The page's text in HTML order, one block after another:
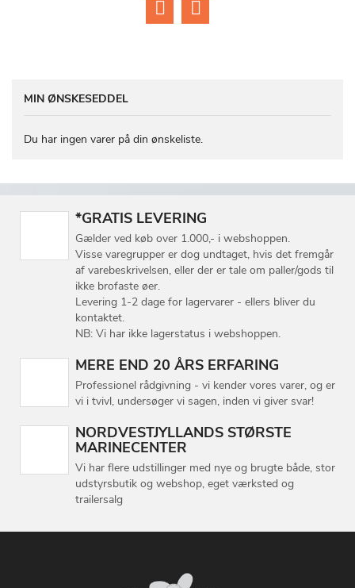
MIN ØNSKESEDDEL
Du har ingen varer på din ønskeliste.
*GRATIS LEVERING
Gælder ved køb over 1.000,- i webshoppen.
Visse varegrupper er dog undtaget, hvis det fremgår
af varebeskrivelsen, eller der er tale om paller/gods til
ikke brofaste øer.
Levering 1-2 dage for lagervarer - ellers bliver du
kontaktet.
NB: Vi har ikke lagerstatus i webshoppen.
MERE END 20 ÅRS ERFARING
Professionel rådgivning - vi kender vores varer, og er
vi i tvivl, undersøger vi sagen, inden vi giver svar!
NORDVESTJYLLANDS STØRSTE
MARINECENTER
Vi har flere udstillinger med nye og brugte både, stor
udstyrsbutik og webshop, eget værksted og
trailersalg